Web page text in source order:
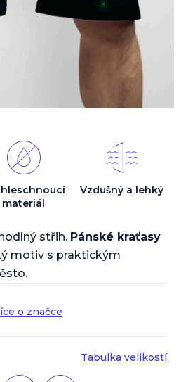
Tabulka velikostí
střih. Pánské kraťasy
motiv s praktickým
o značce
materiál
Vzdušný a lehký